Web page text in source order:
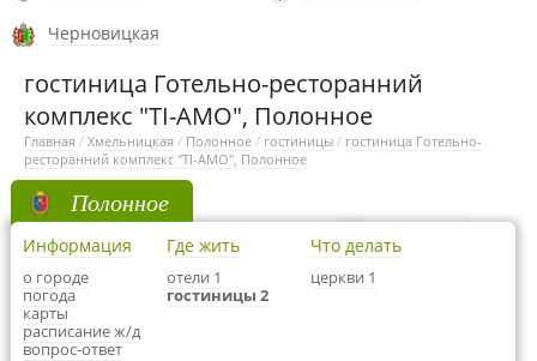
Черновицкая
гостиница Готельно-ресторанний
комплекс "TI-AMO", Полонное
Главная / Хмельницкая / Полонное / гостиницы / гостиница Готельно-
ресторанний комплекс "TI-AMO", Полонное
Полонное
Информация
о городе
погода
карты
расписание ж/д
вопрос-ответ
Где жить
отели 1
гостиницы 2
Что делать
церкви 1